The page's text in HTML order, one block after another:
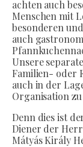
achten auch
Menschen mit
besonderen
auch
Unsere
Familien- oder
auch in der
Organisation
Denn dies ist
Diener der
Mátyás Király